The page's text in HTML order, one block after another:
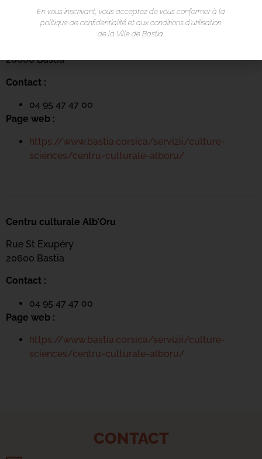
Centru culturale Alb’Oru
20600 Bastia
Contact :
04 95 47 47 00
Page web :
https://www.bastia.corsica/servizii/culture-
sciences/centru-culturale-alboru/
Centru culturale Alb’Oru
Rue St Exupéry
20600 Bastia
Contact :
04 95 47 47 00
Page web :
https://www.bastia.corsica/servizii/culture-
sciences/centru-culturale-alboru/
CONTACT
En vous inscrivant, vous acceptez de vous conformer à la
politique de confidentialité et aux conditions d’utilisation
de la Ville de Bastia.